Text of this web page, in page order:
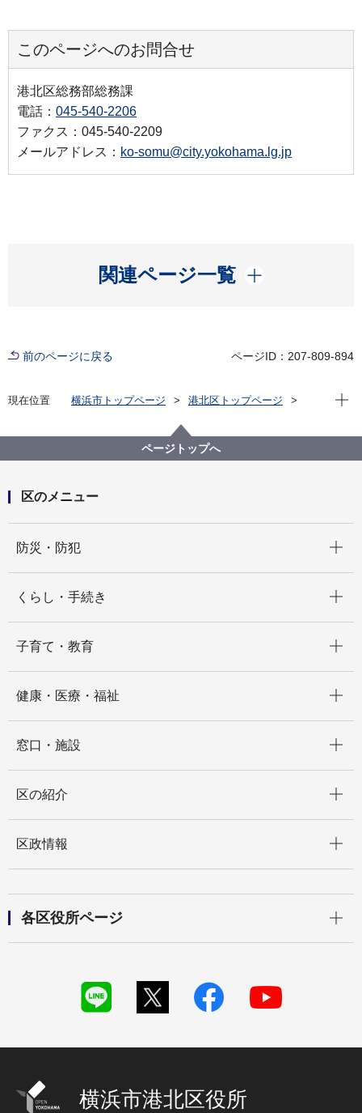
このページへのお問合せ
港北区総務部総務課
電話： 045-540-2206
ファクス：045-540-2209
メールアドレス： ko-somu@city.yokohama.lg.jp
関連ページ一覧
開く
前のページに戻る ページID：207-809-894
現在位置 横浜市トップページ
港北区トップページ
港北区仏教会との協定締結について
現在
ページトップへ
区のメニュー
防災・防犯
くらし・手続き
子育て・教育
健康・医療・福祉
窓口・施設
区の紹介
区政情報
各区役所ページ
横浜市港北区役所